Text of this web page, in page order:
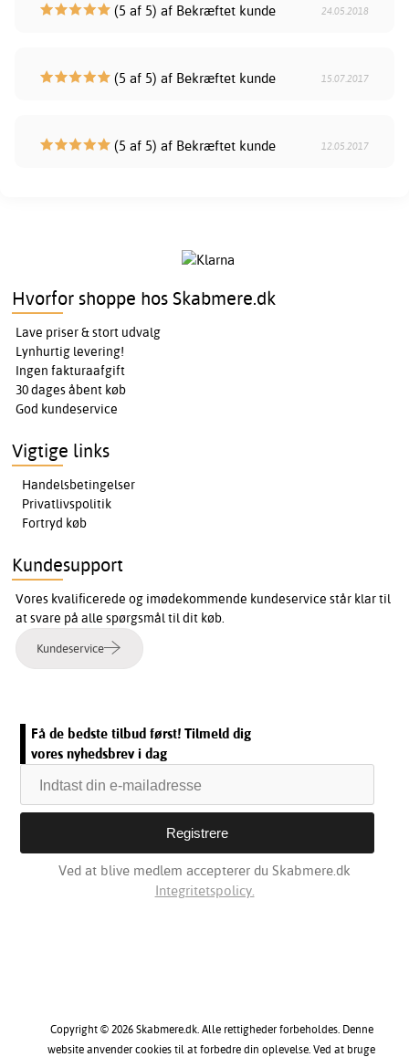
(5 af 5) af Bekræftet kunde 24.05.2018
(5 af 5) af Bekræftet kunde 15.07.2017
(5 af 5) af Bekræftet kunde 12.05.2017
Hvorfor shoppe hos Skabmere.dk
Lave priser & stort udvalg
Lynhurtig levering!
Ingen fakturaafgift
30 dages åbent køb
God kundeservice
Vigtige links
Handelsbetingelser
Privatlivspolitik
Fortryd køb
Kundesupport
Vores kvalificerede og imødekommende kundeservice står klar til
at svare på alle spørgsmål til dit køb.
Kundeservice
Få de bedste tilbud først! Tilmeld dig
vores nyhedsbrev i dag
Ved at blive medlem accepterer du Skabmere.dk
Integritetspolicy.
Copyright © 2026 Skabmere.dk. Alle rettigheder forbeholdes. Denne
website anvender cookies til at forbedre din oplevelse. Ved at bruge